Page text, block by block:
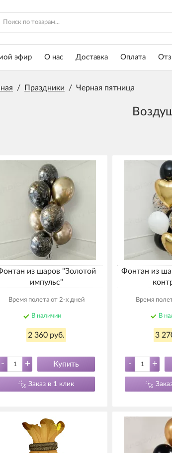
эфир О нас Доставка Оплата
/ Праздники / Черная пятница
из шаров "Золотой
импульс"
Время полета от 2-х дней
В наличии
2 360 руб.
- + Купить
Заказ в 1 клик
Фонтан из
Время
В
3
- +